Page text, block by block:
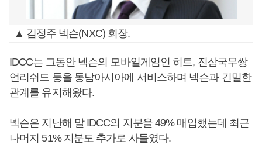
▲ 김정주 넥슨(NXC) 회장.
IDCC는 그동안 넥슨의 모바일게임인 히트, 진삼국무쌍
언리쉬드 등을 동남아시아에 서비스하며 넥슨과 긴밀한
관계를 유지해왔다.
넥슨은 지난해 말 IDCC의 지분을 49% 매입했는데 최근
나머지 51% 지분도 추가로 사들였다.